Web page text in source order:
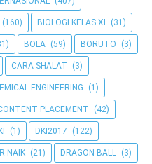
(160) BIOLOGI KELAS XI (31)
BOLA (59) BORUTO (3)
CARA SHALAT (3)
ENGINEERING (1)
PLACEMENT (42)
(1) DKI2017 (122)
NAIK (21) DRAGON BALL (3)